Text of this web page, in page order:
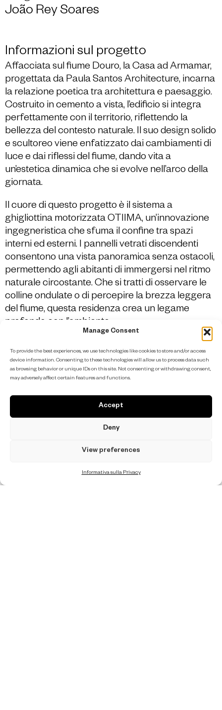
Manage Consent
To provide the best experiences, we use technologies like cookies to store and/or access
device information. Consenting to these technologies will allow us to process data such
as browsing behavior or unique IDs on this site. Not consenting or withdrawing consent,
may adversely affect certain features and functions.
Accept
Deny
View preferences
Informativa sulla Privacy
João Rey Soares
Informazioni sul progetto
Affacciata sul fiume Douro, la Casa ad Armamar,
progettata da Paula Santos Architecture, incarna
la relazione poetica tra architettura e paesaggio.
Costruito in cemento a vista, l’edificio si integra
perfettamente con il territorio, riflettendo la
bellezza del contesto naturale. Il suo design solido
e scultoreo viene enfatizzato dai cambiamenti di
luce e dai riflessi del fiume, dando vita a
un’estetica dinamica che si evolve nell’arco della
giornata.
Il cuore di questo progetto è il sistema a
ghigliottina motorizzata OTIIMA, un’innovazione
ingegneristica che sfuma il confine tra spazi
interni ed esterni. I pannelli vetrati discendenti
consentono una vista panoramica senza ostacoli,
permettendo agli abitanti di immergersi nel ritmo
naturale circostante. Che si tratti di osservare le
colline ondulate o di percepire la brezza leggera
del fiume, questa residenza crea un legame
profondo con l’ambiente.